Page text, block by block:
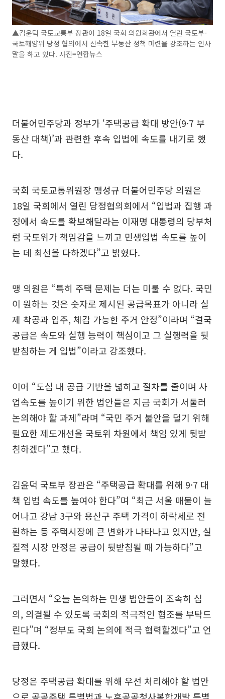
▲김윤덕 국토교통부 장관이 18일 국회 의원회관에서 열린 국토부-
국토해양위 당정 협의에서 신속한 부동산 정책 마련을 강조하는 인사
말을 하고 있다. 사진=연합뉴스
더불어민주당과 정부가 ‘주택공급 확대 방안(9·7 부
동산 대책)’과 관련한 후속 입법에 속도를 내기로 했
다.
국회 국토교통위원장 맹성규 더불어민주당 의원은
18일 국회에서 열린 당정협의회에서 “입법과 집행 과
정에서 속도를 확보해달라는 이재명 대통령의 당부처
럼 국토위가 책임감을 느끼고 민생입법 속도를 높이
는 데 최선을 다하겠다”고 밝혔다.
맹 의원은 “특히 주택 문제는 더는 미룰 수 없다. 국민
이 원하는 것은 숫자로 제시된 공급목표가 아니라 실
제 착공과 입주, 체감 가능한 주거 안정”이라며 “결국
공급은 속도와 실행 능력이 핵심이고 그 실행력을 뒷
받침하는 게 입법”이라고 강조했다.
이어 “도심 내 공급 기반을 넓히고 절차를 줄이며 사
업속도를 높이기 위한 법안들은 지금 국회가 서둘러
논의해야 할 과제”라며 “국민 주거 불안을 덜기 위해
필요한 제도개선을 국토위 차원에서 책임 있게 뒷받
침하겠다”고 했다.
김윤덕 국토부 장관은 “주택공급 확대를 위해 9·7 대
책 입법 속도를 높여야 한다”며 “최근 서울 매물이 늘
어나고 강남 3구와 용산구 주택 가격이 하락세로 전
환하는 등 주택시장에 큰 변화가 나타나고 있지만, 실
질적 시장 안정은 공급이 뒷받침될 때 가능하다”고
말했다.
그러면서 “오늘 논의하는 민생 법안들이 조속히 심
의, 의결될 수 있도록 국회의 적극적인 협조를 부탁드
린다”며 “정부도 국회 논의에 적극 협력할겠다”고 언
급했다.
당정은 주택공급 확대를 위해 우선 처리해야 할 법안